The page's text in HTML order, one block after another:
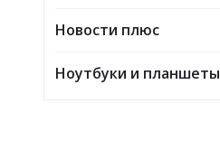
Новости плюс
Ноутбуки и планшеты